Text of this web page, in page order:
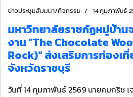
ข่าวประชุมสัมมนา/กิจกรรม 14 กุมภาพันธ์
มหาวิทยาลัยราชภัฏหมู่บ้า
งาน “The Chocolate
Rock)” ส่งเสริมการท่องเ
จังหวัดราชบุรี
วันที่ 14 กุมภาพันธ์ 2569 นายคมกริช